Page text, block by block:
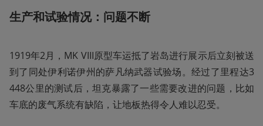
生产和试验情况：问题不断
1919年2月，MK VIII原型车运抵了岩岛进行展示后立刻被送
到了同处伊利诺伊州的萨凡纳武器试验场。经过了里程达3
448公里的测试后，坦克暴露了一些需要改进的问题，比如
车底的废气系统有缺陷，让地板热得令人难以忍受。